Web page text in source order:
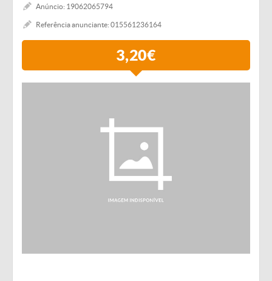
Anúncio: 19062065794
Referência anunciante: 015561236164
3,20€